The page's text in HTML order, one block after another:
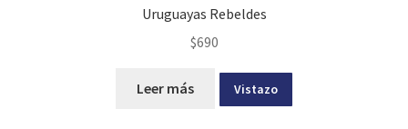
Uruguayas Rebeldes
$690
Leer más Vistazo